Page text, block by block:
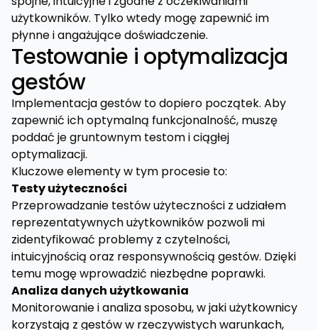
użytkowników. Tylko wtedy mogę zapewnić im
płynne i angażujące doświadczenie.
Testowanie i optymalizacja
gestów
Implementacja gestów to dopiero początek. Aby
zapewnić ich optymalną funkcjonalność, muszę
poddać je gruntownym testom i ciągłej
optymalizacji.
Kluczowe elementy w tym procesie to:
Testy użyteczności
Przeprowadzanie testów użyteczności z udziałem
reprezentatywnych użytkowników pozwoli mi
zidentyfikować problemy z czytelności,
intuicyjnością oraz responsywnością gestów. Dzięki
temu mogę wprowadzić niezbędne poprawki.
Analiza danych użytkowania
Monitorowanie i analiza sposobu, w jaki użytkownicy
korzystają z gestów w rzeczywistych warunkach,